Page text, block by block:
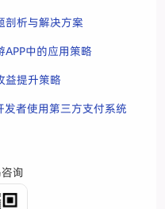
剖析与解决方案
APP中的应用策略
益提升策略
者使用第三方支付系统
询